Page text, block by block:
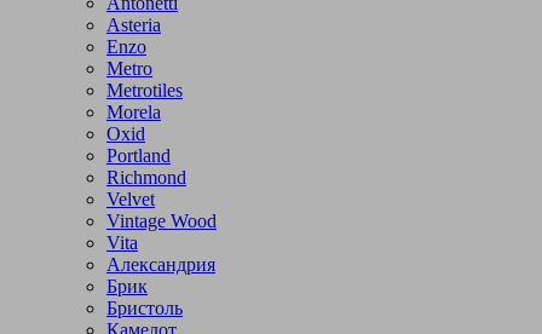
Asteria
Enzo
Metro
Metrotiles
Morela
Oxid
Portland
Richmond
Velvet
Vintage Wood
Vita
Александрия
Брик
Бристоль
Камелот